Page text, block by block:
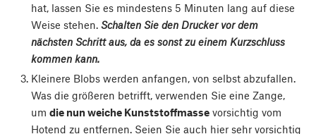
hat, lassen Sie es mindestens 5 Minuten lang auf diese
Weise stehen. Schalten Sie den Drucker vor dem
nächsten Schritt aus, da es sonst zu einem Kurzschluss
kommen kann.
Kleinere Blobs werden anfangen, von selbst abzufallen.
Was die größeren betrifft, verwenden Sie eine Zange,
um die nun weiche Kunststoffmassevorsichtig vom
Hotend zu entfernen. Seien Sie auch hier sehr vorsichtig